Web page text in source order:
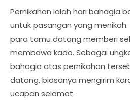
Pernikahan ialah hari bahagia
untuk pasangan yang menikah.
para tamu datang memberi
membawa kado. Sebagai
bahagia atas pernikahan
datang, biasanya mengirim
ucapan selamat.